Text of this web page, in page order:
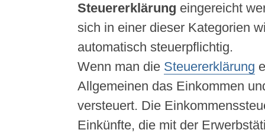
Steuererklärung eingereicht
sich in einer dieser Kategorien
automatisch steuerpflichtig.
Wenn man die Steuererklärung
Allgemeinen das Einkommen
versteuert. Die
Einkünfte, die mit der